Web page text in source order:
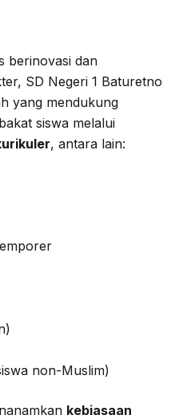
berinovasi dan
SD Negeri 1 Baturetno
yang mendukung
siswa melalui
, antara lain:
non-Muslim)
kebiasaan